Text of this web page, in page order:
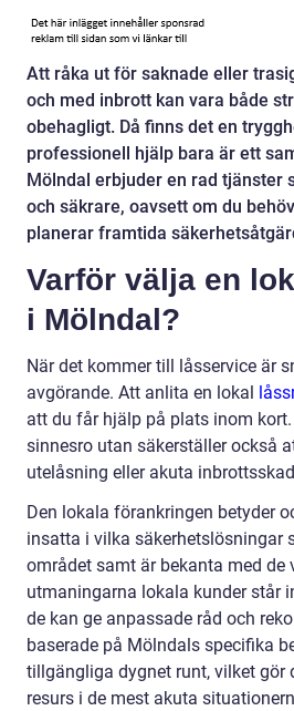
Att råka ut för saknade eller
och med inbrott kan vara både
obehagligt. Då finns det en
professionell hjälp bara är ett
Mölndal erbjuder en rad tjänster
och säkrare, oavsett om du
planerar framtida
Varför välja en
i Mölndal?
När det kommer till låsservice är
avgörande. Att anlita en lokal
att du får hjälp på plats inom
sinnesro utan säkerställer också
utelåsning eller akuta
Den lokala förankringen betyder
insatta i vilka säkerhetslösningar
området samt är bekanta med de
utmaningarna lokala kunder står
de kan ge anpassade råd och
baserade på Mölndals specifika
tillgängliga dygnet runt, vilket gör
resurs i de mest akuta